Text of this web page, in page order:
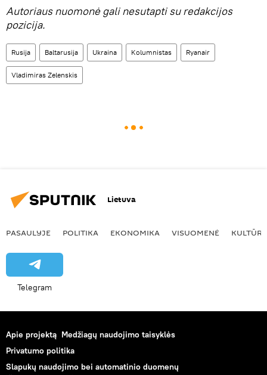
Autoriaus nuomonė gali nesutapti su redakcijos
pozicija.
Rusija Baltarusija Ukraina Kolumnistas Ryanair
Vladimiras Zelenskis
Lietuva
PASAULYJE POLITIKA EKONOMIKA VISUOMENĖ KULTŪRA
Telegram
Apie projektą Medžiagų naudojimo taisyklės
Privatumo politika
Slapukų naudojimo bei automatinio duomenų